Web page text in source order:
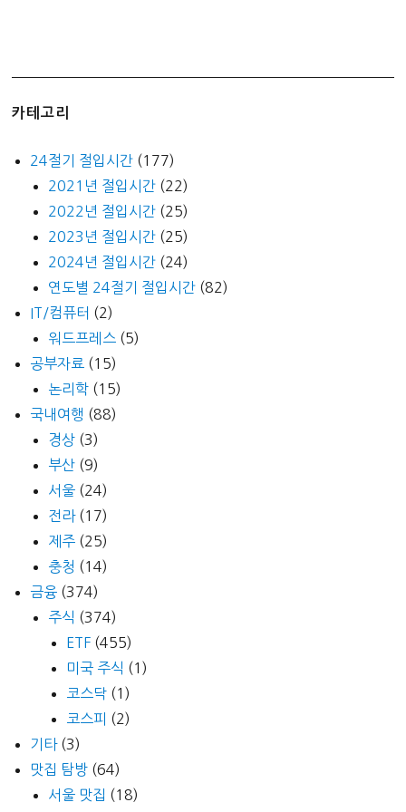
카테고리
24절기 절입시간 (177)
2021년 절입시간 (22)
2022년 절입시간 (25)
2023년 절입시간 (25)
2024년 절입시간 (24)
연도별 24절기 절입시간 (82)
IT/컴퓨터 (2)
워드프레스 (5)
공부자료 (15)
논리학 (15)
국내여행 (88)
경상 (3)
부산 (9)
서울 (24)
전라(17)
제주 (25)
충청 (14)
금융 (374)
주식 (374)
ETF (455)
미국 주식 (1)
코스닥 (1)
코스피 (2)
기타(3)
맛집 탐방 (64)
서울 맛집 (18)